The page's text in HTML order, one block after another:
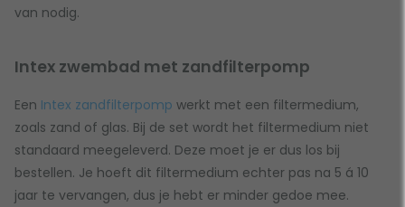
van nodig.
Intex zwembad met zandfilterpomp
Een Intex zandfilterpomp werkt met een filtermedium,
zoals zand of glas. Bij de set wordt het filtermedium niet
standaard meegeleverd. Deze moet je er dus los bij
bestellen. Je hoeft dit filtermedium echter pas na 5 á 10
jaar te vervangen, dus je hebt er minder gedoe mee.